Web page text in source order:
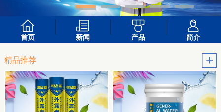
首页 新闻 产品 简介
精品推荐